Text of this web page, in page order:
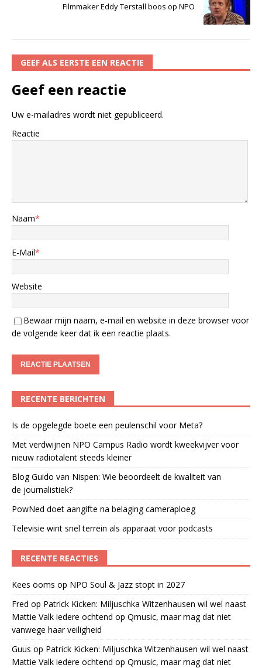
Filmmaker Eddy Terstall boos op NPO
GEEF ALS EERSTE EEN REACTIE
Geef een reactie
Uw e-mailadres wordt niet gepubliceerd.
Reactie
Naam*
E-Mail*
Website
Bewaar mijn naam, e-mail en website in deze browser voor
de volgende keer dat ik een reactie plaats.
RECENTE BERICHTEN
Is de opgelegde boete een peulenschil voor Meta?
Met verdwijnen NPO Campus Radio wordt kweekvijver voor
nieuw radiotalent steeds kleiner
Blog Guido van Nispen: Wie beoordeelt de kwaliteit van
de journalistiek?
PowNed doet aangifte na belaging cameraploeg
Televisie wint snel terrein als apparaat voor podcasts
RECENTE REACTIES
Kees öoms op NPO Soul & Jazz stopt in 2027
Fred op Patrick Kicken: Miljuschka Witzenhausen wil wel naast
Mattie Valk iedere ochtend op Qmusic, maar mag dat niet
vanwege haar veiligheid
Guus op Patrick Kicken: Miljuschka Witzenhausen wil wel naast
Mattie Valk iedere ochtend op Qmusic, maar mag dat niet